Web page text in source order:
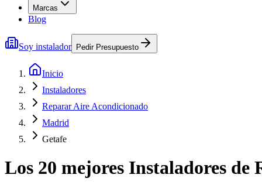
Marcas
Blog
Soy instalador Pedir Presupuesto
Inicio
Instaladores
Reparar Aire Acondicionado
Madrid
Getafe
Los 20 mejores Instaladores de